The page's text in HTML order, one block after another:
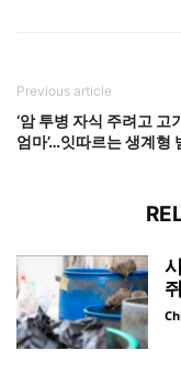
Previous article
‘암 투병 자식 주려고 고
엄마’…잇따르는 생계형